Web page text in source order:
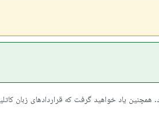
همچنین یاد خواهید گرفت که قراردادهای زبان